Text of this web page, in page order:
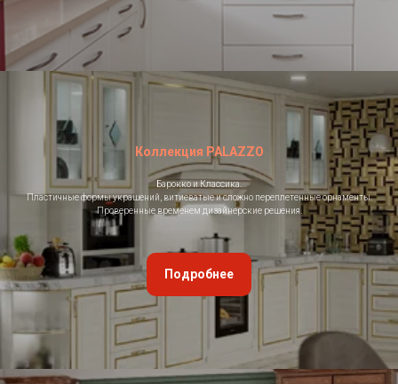
Коллекция PALAZZO
Барокко и Классика.
Пластичные формы украшений, витиеватые и сложно переплетенные орнаменты.
Проверенные временем дизайнерские решения.
Подробнее